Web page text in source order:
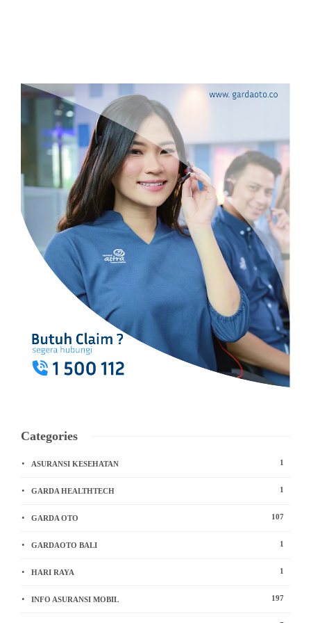
Categories
ASURANSI KESEHATAN 1
GARDA HEALTHTECH 1
GARDA OTO 107
GARDAOTO BALI 1
HARI RAYA 1
INFO ASURANSI MOBIL 197